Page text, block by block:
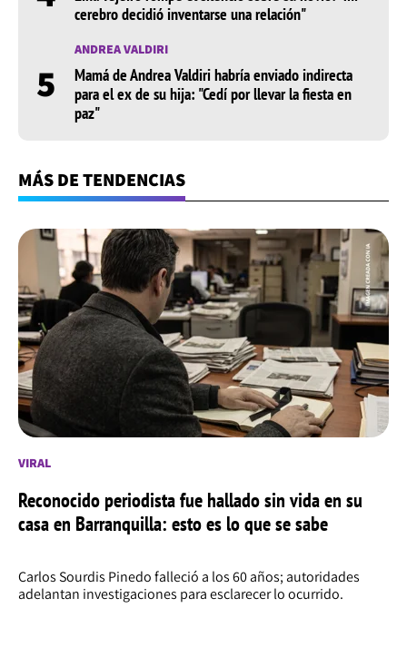
cerebro decidió inventarse una relación"
5
ANDREA VALDIRI
Mamá de Andrea Valdiri habría enviado indirecta
para el ex de su hija: "Cedí por llevar la fiesta en
paz"
MÁS DE TENDENCIAS
VIRAL
Reconocido periodista fue hallado sin vida en su
casa en Barranquilla: esto es lo que se sabe
Carlos Sourdis Pinedo falleció a los 60 años; autoridades
adelantan investigaciones para esclarecer lo ocurrido.